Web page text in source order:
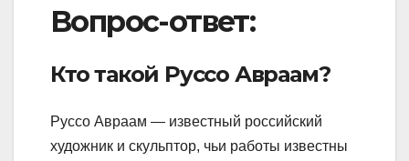
Вопрос-ответ:
Кто такой Руссо Авраам?
Руссо Авраам — известный российский
художник и скульптор, чьи работы известны